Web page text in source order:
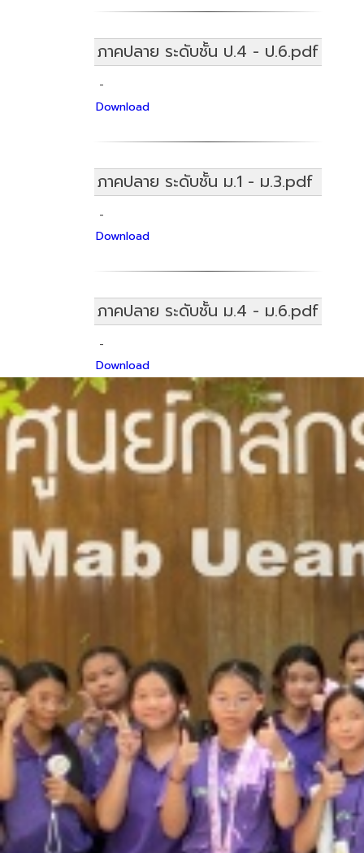
ภาคปลาย ระดับชั้น ป.4 - ป.6.pdf
-
Download
ภาคปลาย ระดับชั้น ม.1 - ม.3.pdf
-
Download
ภาคปลาย ระดับชั้น ม.4 - ม.6.pdf
-
Download